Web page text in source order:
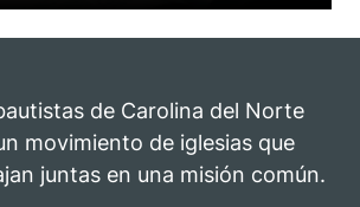
de Carolina del Norte
movimiento de iglesias que
juntas en una misión común.